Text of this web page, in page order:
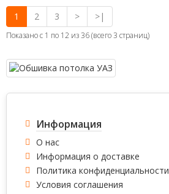
1 2 3 > >|
Показано с 1 по 12 из 36 (всего 3 страниц)
Информация
О нас
Информация о доставке
Политика конфиденциальности
Условия соглашения